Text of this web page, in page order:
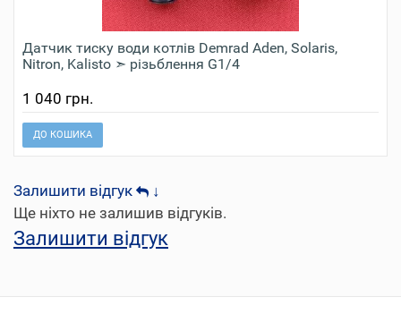
Датчик тиску води котлів Demrad Aden, Solaris,
Nitron, Kalisto ➣ різьблення G1/4
1 040 грн.
ДО КОШИКА
Залишити відгук
↓
Ще ніхто не залишив відгуків.
Залишити відгук